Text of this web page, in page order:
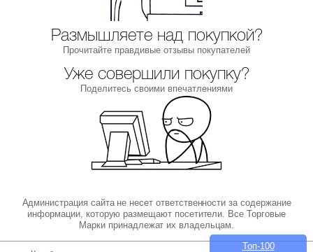
Размышляете над покупкой?
Прочитайте правдивые отзывы покупателей
Уже совершили покупку?
Поделитесь своими впечатлениями
Администрация сайта не несет ответственности за содержание
информации, которую размещают посетители. Все Торговые
Марки принадлежат их владельцам.
Топ-100